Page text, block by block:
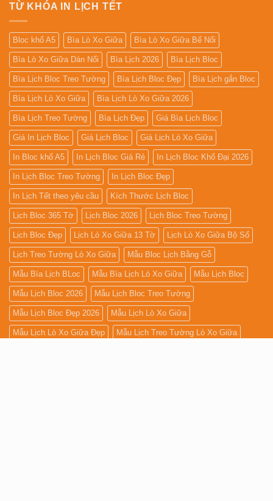
TỪ KHÓA IN LỊCH TẾT
Bloc khổ A5 Bìa Lò Xo Giữa Bìa Lò Xo Giữa Bế Nổi
Bìa Lò Xo Giữa Dán Nổi Bìa Lịch 2026 Bìa Lịch Bloc
Bìa Lịch Bloc Treo Tường Bìa Lịch Bloc Đẹp Bìa Lịch gắn Bloc
Bìa Lịch Lò Xo Giữa Bìa Lịch Lò Xo Giữa 2026
Bìa Lịch Treo Tường Bìa Lịch Đẹp Giá Bìa Lịch Bloc
Giá In Lịch Bloc Giá Lịch Bloc Giá Lịch Lò Xo Giữa
In Bloc khổ A5 In Lịch Bloc Giá Rẻ In Lịch Bloc Khổ Đại 2026
In Lịch Bloc Treo Tường In Lịch Bloc Đẹp
In Lịch Tết theo yêu cầu Kích Thước Lịch Bloc
Lịch Bloc 365 Tờ Lịch Bloc 2026 Lịch Bloc Treo Tường
Lịch Bloc Đẹp Lịch Lò Xo Giữa 13 Tờ Lịch Lò Xo Giữa Bộ Số
Lịch Treo Tường Lò Xo Giữa Mẫu Bloc Lịch Bằng Gỗ
Mẫu Bìa Lịch BLoc Mẫu Bìa Lịch Lò Xo Giữa Mẫu Lịch Bloc
Mẫu Lịch Bloc 2026 Mẫu Lịch Bloc Treo Tường
Mẫu Lịch Bloc Đẹp 2026 Mẫu Lịch Lò Xo Giữa
Mẫu Lịch Lò Xo Giữa Đẹp Mẫu Lịch Treo Tường Lò Xo Giữa